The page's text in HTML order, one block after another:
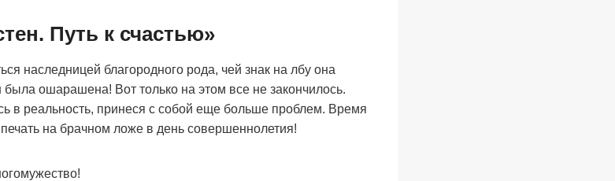
Путь к счастью»
наследницей благородного рода, чей знак на лбу она
была ошарашена! Вот только на этом все не закончилось.
в реальность, принеся с собой еще больше проблем. Время
на брачном ложе в день совершеннолетия!